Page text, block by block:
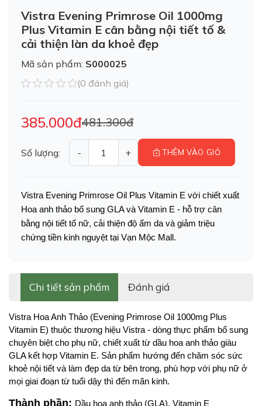
Vistra Evening Primrose Oil 1000mg
Plus Vitamin E cân bằng nội tiết tố &
cải thiện làn da khoẻ đẹp
Mã sản phẩm: S000025
(0 đánh giá)
385.000đ481.300đ
Số lượng: - + THÊM VÀO GIỎ
Vistra Evening Primrose Oil Plus Vitamin E với chiết xuất
Hoa anh thảo bổ sung GLA và Vitamin E - hỗ trợ cân
bằng nội tiết tố nữ, cải thiện độ ẩm da và giảm triệu
chứng tiền kinh nguyệt tại Vạn Mộc Mall.
Chi tiết sản phẩm Đánh giá
Vistra Hoa Anh Thảo (Evening Primrose Oil 1000mg Plus
Vitamin E) thuộc thương hiệu Vistra - dòng thực phẩm bổ sung
chuyên biệt cho phụ nữ, chiết xuất từ dầu hoa anh thảo giàu
GLA kết hợp Vitamin E. Sản phẩm hướng đến chăm sóc sức
khoẻ nội tiết và làm đẹp da từ bên trong, phù hợp với phụ nữ ở
mọi giai đoạn từ tuổi dậy thì đến mãn kinh.
Thành phần: Dầu hoa anh thảo (GLA), Vitamin E